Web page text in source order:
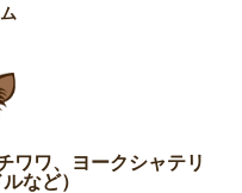
ワワ、ヨークシャテリ
など）